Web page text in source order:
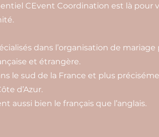
CEvent Coordination est là pour
dans l’organisation de
et étrangère.
le sud de la France et plus
d’Azur.
aussi bien le français que l’anglais.